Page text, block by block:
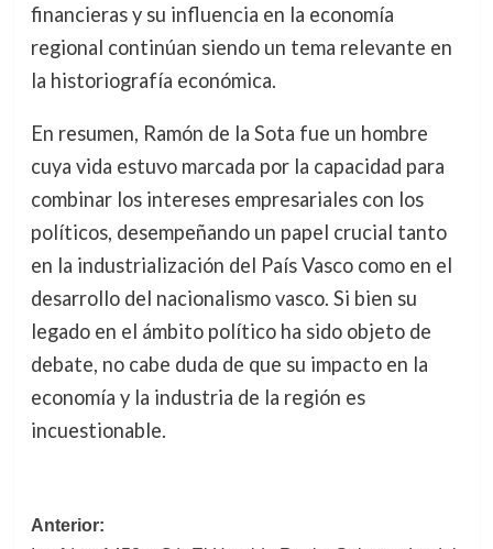
financieras y su influencia en la economía
regional continúan siendo un tema relevante en
la historiografía económica.
En resumen, Ramón de la Sota fue un hombre
cuya vida estuvo marcada por la capacidad para
combinar los intereses empresariales con los
políticos, desempeñando un papel crucial tanto
en la industrialización del País Vasco como en el
desarrollo del nacionalismo vasco. Si bien su
legado en el ámbito político ha sido objeto de
debate, no cabe duda de que su impacto en la
economía y la industria de la región es
incuestionable.
Navegación
Anterior: